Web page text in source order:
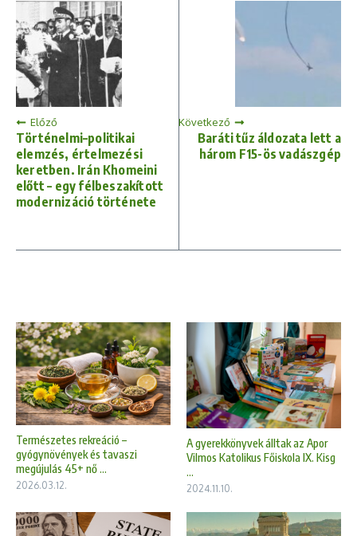
Előző
Történelmi–politikai
elemzés, értelmezési
keretben. Irán Khomeini
előtt – egy félbeszakított
modernizáció története
Következő
Baráti tűz áldozata lett a
három F15-ös vadászgép
Természetes rekreáció –
gyógynövények és tavaszi
megújulás 45+ nő ...
2026.03.12.
A gyerekkönyvek álltak az Apor
Vilmos Katolikus Főiskola IX. Kisg
...
2024.11.10.